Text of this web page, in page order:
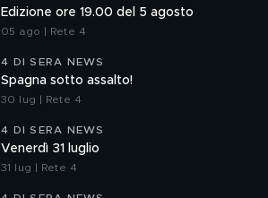
Edizione ore 19.00 del 5 agosto
05 ago | Rete 4
4 DI SERA NEWS
Spagna sotto assalto!
30 lug | Rete 4
4 DI SERA NEWS
Venerdì 31 luglio
31 lug | Rete 4